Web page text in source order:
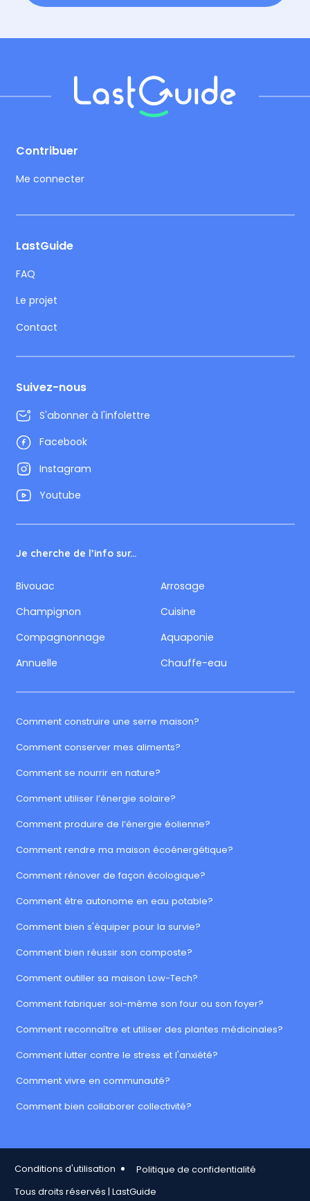
Comment construire une serre maison?
Comment conserver mes aliments?
Comment se nourrir en nature?
Comment utiliser l’énergie solaire?
Comment produire de l’énergie éolienne?
Comment rendre ma maison écoénergétique?
Comment rénover de façon écologique?
Comment être autonome en eau potable?
Comment bien s'équiper pour la survie?
Comment bien réussir son composte?
Comment outiller sa maison Low-Tech?
Comment fabriquer soi-même son four ou son foyer?
Comment reconnaître et utiliser des plantes médicinales?
Comment lutter contre le stress et l'anxiété?
Comment vivre en communauté?
Comment bien collaborer collectivité?
Contribuer
Me connecter
LastGuide
FAQ
Le projet
Contact
Suivez-nous
S'abonner à l'infolettre
Facebook
Instagram
Youtube
Je cherche de l’info sur...
Bivouac
Arrosage
Champignon
Cuisine
Compagnonnage
Aquaponie
Annuelle
Chauffe-eau
Footer Copy
Conditions d'utilisation
Politique de confidentialité
Tous droits réservés | LastGuide